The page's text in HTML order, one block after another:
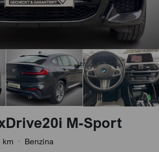
M-Sport
km
Benzina